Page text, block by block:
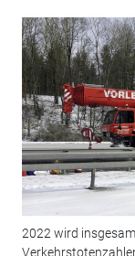
2022 wird